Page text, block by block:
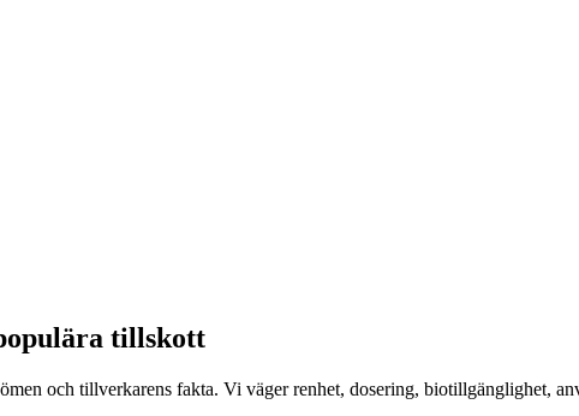
tillskott
och tillverkarens fakta. Vi väger renhet, dosering, biotillgänglighet,